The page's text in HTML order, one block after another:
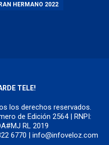
HERMANO 2022
TELE!
los derechos reservados.
de Edición 2564 | RNPI:
RL 2019
6770 | info@infoveloz.com